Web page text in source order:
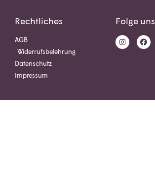
Rechtliches
AGB
Widerrufsbelehrung
Datenschutz
Impressum
Folge uns